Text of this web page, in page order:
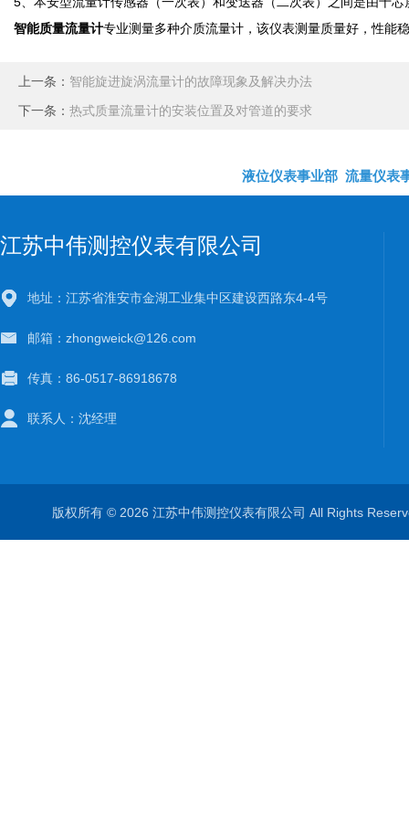
智能质量流量计专业测量多种介质流量计，该仪表测量质量好，性能
上一条： 智能旋进旋涡流量计的故障现象及解决办法
下一条： 热式质量流量计的安装位置及对管道的要求
液位仪表事业部 流量仪表
江苏中伟测控仪表有限公司
地址：江苏省淮安市金湖工业集中区建设西路东4-4号
邮箱：zhongweick@126.com
传真：86-0517-86918678
联系人：沈经理
版权所有 © 2026 江苏中伟测控仪表有限公司 All Rights